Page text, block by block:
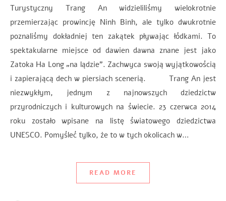
Turystyczny Trang An widzieliliśmy wielokrotnie
przemierzając prowincję Ninh Binh, ale tylko dwukrotnie
poznaliśmy dokładniej ten zakątek pływając łódkami. To
spektakularne miejsce od dawien dawna znane jest jako
Zatoka Ha Long „na lądzie”. Zachwyca swoją wyjątkowością
i zapierającą dech w piersiach scenerią. Trang An jest
niezwykłym, jednym z najnowszych dziedzictw
przyrodniczych i kulturowych na świecie. 23 czerwca 2014
roku zostało wpisane na listę światowego dziedzictwa
UNESCO. Pomyśleć tylko, że to w tych okolicach w…
READ MORE